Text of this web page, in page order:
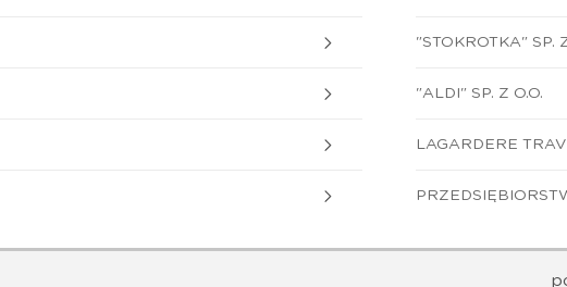
"STOKROTKA" SP.
"ALDI" SP. Z O.O.
LAGARDERE